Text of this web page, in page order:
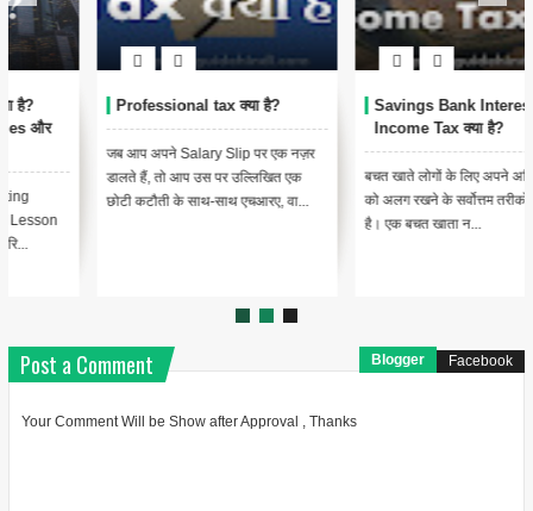
Professional tax क्या है?
जब आप अपने Salary Slip पर एक नज़र
डालते हैं, तो आप उस पर उल्लिखित एक
छोटी कटौती के साथ-साथ एचआरए, वा...
Savings Bank Interest पर
Income Tax क्या है?
बचत खाते लोगों के लिए अपने अतिरिक्त पैसे
को अलग रखने के सर्वोत्तम तरीकों में से एक
है। एक बचत खाता न...
Post a Comment Blogger Facebook
Your Comment Will be Show after Approval , Thanks